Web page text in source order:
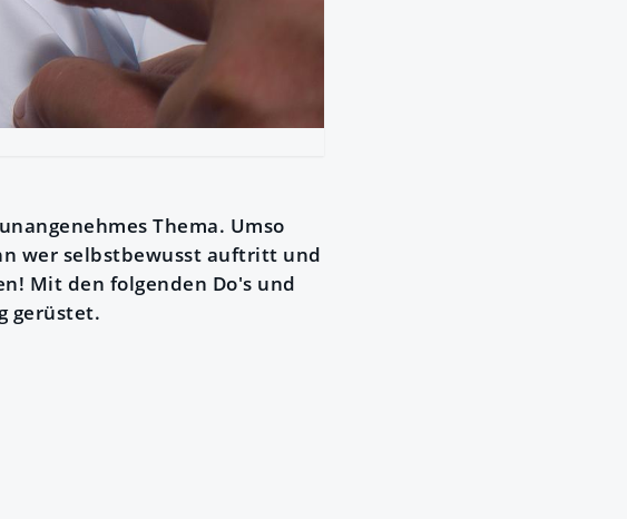
Thema. Umso
wer selbstbewusst auftritt und
Mit den folgenden Do's und
gerüstet.